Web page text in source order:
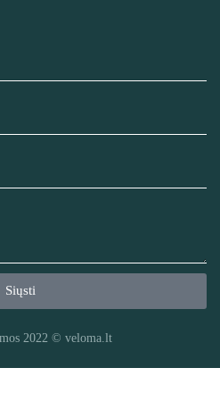
Siųsti
2022 © veloma.lt